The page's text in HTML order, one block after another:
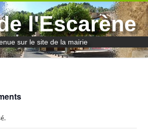
l'Escarène
sur le site de la mairie